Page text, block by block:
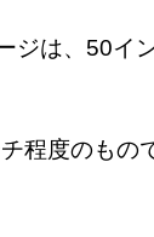
ジは、50イ
程度のもの